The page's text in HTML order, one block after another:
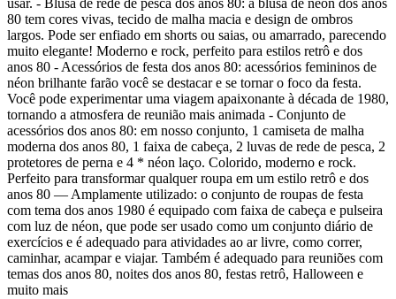
usar. - Blusa de rede de pesca dos anos 80: a blusa de néon dos anos
80 tem cores vivas, tecido de malha macia e design de ombros
largos. Pode ser enfiado em shorts ou saias, ou amarrado, parecendo
muito elegante! Moderno e rock, perfeito para estilos retrô e dos
anos 80 - Acessórios de festa dos anos 80: acessórios femininos de
néon brilhante farão você se destacar e se tornar o foco da festa.
Você pode experimentar uma viagem apaixonante à década de 1980,
tornando a atmosfera de reunião mais animada - Conjunto de
acessórios dos anos 80: em nosso conjunto, 1 camiseta de malha
moderna dos anos 80, 1 faixa de cabeça, 2 luvas de rede de pesca, 2
protetores de perna e 4 * néon laço. Colorido, moderno e rock.
Perfeito para transformar qualquer roupa em um estilo retrô e dos
anos 80 — Amplamente utilizado: o conjunto de roupas de festa
com tema dos anos 1980 é equipado com faixa de cabeça e pulseira
com luz de néon, que pode ser usado como um conjunto diário de
exercícios e é adequado para atividades ao ar livre, como correr,
caminhar, acampar e viajar. Também é adequado para reuniões com
temas dos anos 80, noites dos anos 80, festas retrô, Halloween e
muito mais